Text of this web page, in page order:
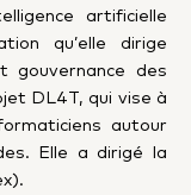
artificielle
qu’elle dirige
des
DL4T, qui vise à
autour
Elle a dirigé la